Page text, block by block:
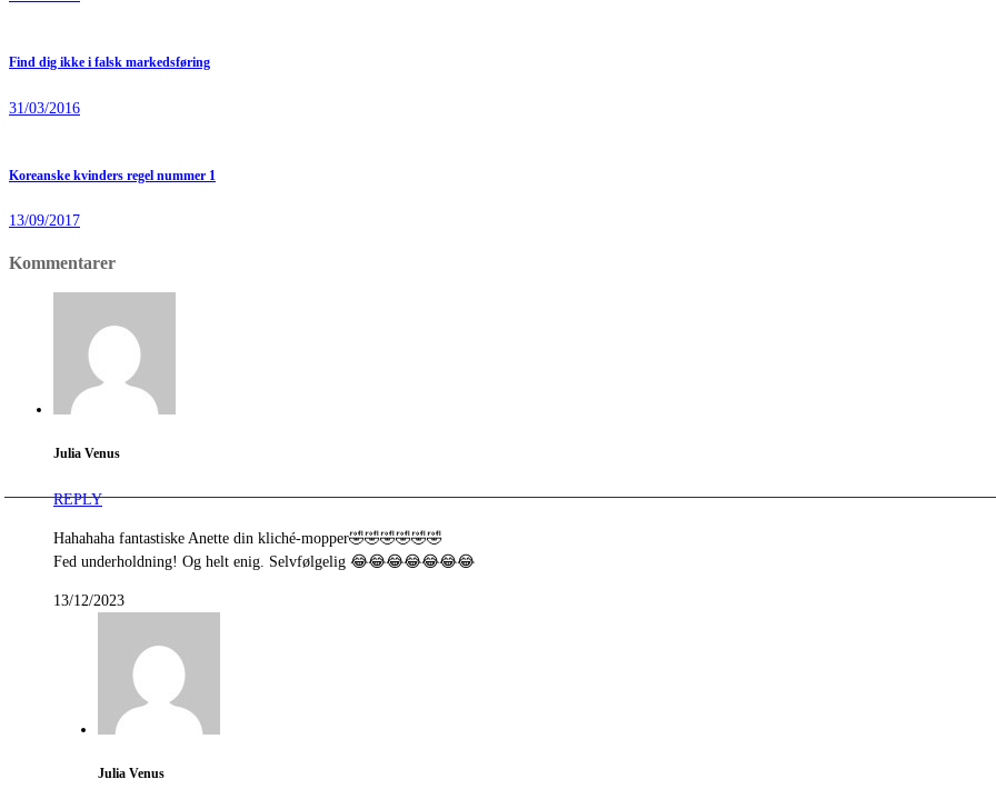
Find dig ikke i falsk markedsføring
31/03/2016
Koreanske kvinders regel nummer 1
13/09/2017
Kommentarer
Julia Venus
REPLY
Hahahaha fantastiske Anette din kliché-mopper🤣🤣🤣🤣🤣🤣
Fed underholdning! Og helt enig. Selvfølgelig 😂😂😂😂😂😂😂
13/12/2023
Julia Venus